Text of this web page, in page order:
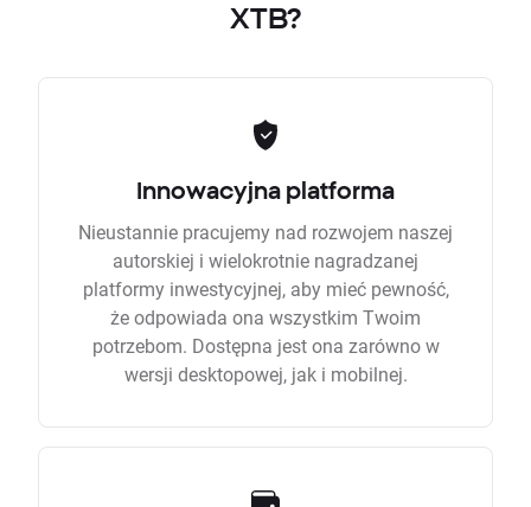
XTB?
Innowacyjna platforma
Nieustannie pracujemy nad rozwojem naszej
autorskiej i wielokrotnie nagradzanej
platformy inwestycyjnej, aby mieć pewność,
że odpowiada ona wszystkim Twoim
potrzebom. Dostępna jest ona zarówno w
wersji desktopowej, jak i mobilnej.